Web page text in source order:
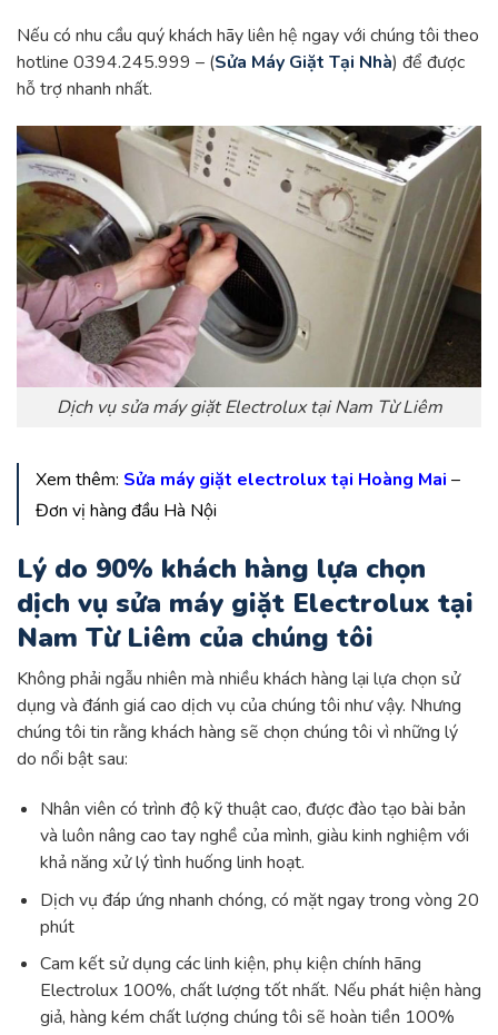
Nếu có nhu cầu quý khách hãy liên hệ ngay với chúng tôi theo
hotline 0394.245.999 – (Sửa Máy Giặt Tại Nhà) để được
hỗ trợ nhanh nhất.
Dịch vụ sửa máy giặt Electrolux tại Nam Từ Liêm
Xem thêm: Sửa máy giặt electrolux tại Hoàng Mai –
Đơn vị hàng đầu Hà Nội
Lý do 90% khách hàng lựa chọn
dịch vụ sửa máy giặt Electrolux tại
Nam Từ Liêm của chúng tôi
Không phải ngẫu nhiên mà nhiều khách hàng lại lựa chọn sử
dụng và đánh giá cao dịch vụ của chúng tôi như vậy. Nhưng
chúng tôi tin rằng khách hàng sẽ chọn chúng tôi vì những lý
do nổi bật sau:
Nhân viên có trình độ kỹ thuật cao, được đào tạo bài bản
và luôn nâng cao tay nghề của mình, giàu kinh nghiệm với
khả năng xử lý tình huống linh hoạt.
Dịch vụ đáp ứng nhanh chóng, có mặt ngay trong vòng 20
phút
Cam kết sử dụng các linh kiện, phụ kiện chính hãng
Electrolux 100%, chất lượng tốt nhất. Nếu phát hiện hàng
giả, hàng kém chất lượng chúng tôi sẽ hoàn tiền 100%